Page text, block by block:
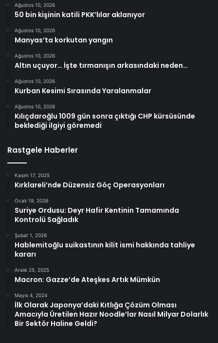
Ağustos 10, 2026
50 bin kişinin katili PKK’lılar aklanıyor
Ağustos 10, 2026
Manyas’ta korkutan yangın
Ağustos 10, 2026
Altın uçuyor… İşte tırmanışın arkasındaki neden…
Ağustos 10, 2026
Kurban Kesimi Sırasında Yaralanmalar
Ağustos 10, 2026
Kılıçdaroğlu 1009 gün sonra çıktığı CHP kürsüsünde
beklediği ilgiyi göremedi
Rastgele Haberler
Kasım 17, 2025
Kırklareli’nde Düzensiz Göç Operasyonları
Ocak 19, 2026
Suriye Ordusu: Deyr Hafir Kentinin Tamamında
Kontrolü Sağladık
Şubat 1, 2026
Hablemitoğlu suikastının kilit ismi hakkında tahliye
kararı
Aralık 25, 2025
Macron: Gazze’de Ateşkes Artık Mümkün
Mayıs 4, 2024
İlk Olarak Japonya’daki Kıtlığa Çözüm Olması
Amacıyla Üretilen Hazır Noodle’lar Nasıl Milyar Dolarlık
Bir Sektör Haline Geldi?